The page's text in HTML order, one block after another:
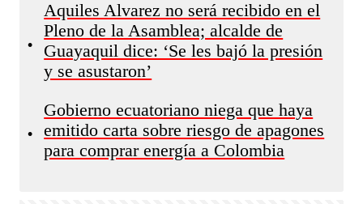
•
Aquiles Alvarez no será recibido en el
Pleno de la Asamblea; alcalde de
Guayaquil dice: ‘Se les bajó la presión
y se asustaron’
•
Gobierno ecuatoriano niega que haya
emitido carta sobre riesgo de apagones
para comprar energía a Colombia